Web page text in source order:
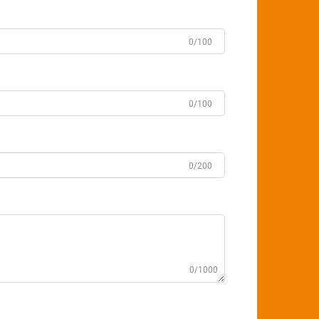
0/100
0/100
0/200
0/1000